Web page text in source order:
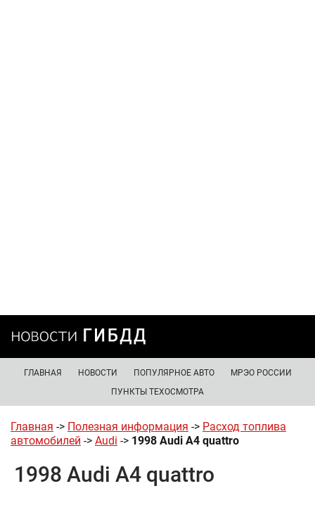
ГЛАВНАЯ НОВОСТИ ПОПУЛЯРНОЕ АВТО
МРЭО РОССИИ
ПУНКТЫ ТЕХОСМОТРА
Главная -> Полезная информация -> Расход топлива
автомобилей -> Audi -> 1998 Audi A4 quattro
1998 Audi A4 quattro